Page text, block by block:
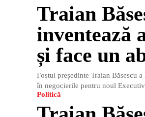
Traian
inventează
și face un
Fostul președinte Traian Băsescu
în negocierile pentru noul
Politică